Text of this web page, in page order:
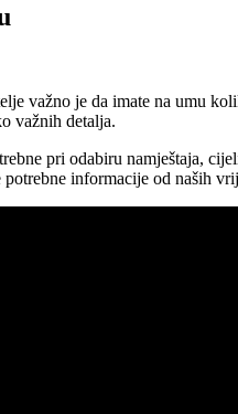
važno je da imate na umu
važnih detalja.
pri odabiru namještaja,
informacije od naših